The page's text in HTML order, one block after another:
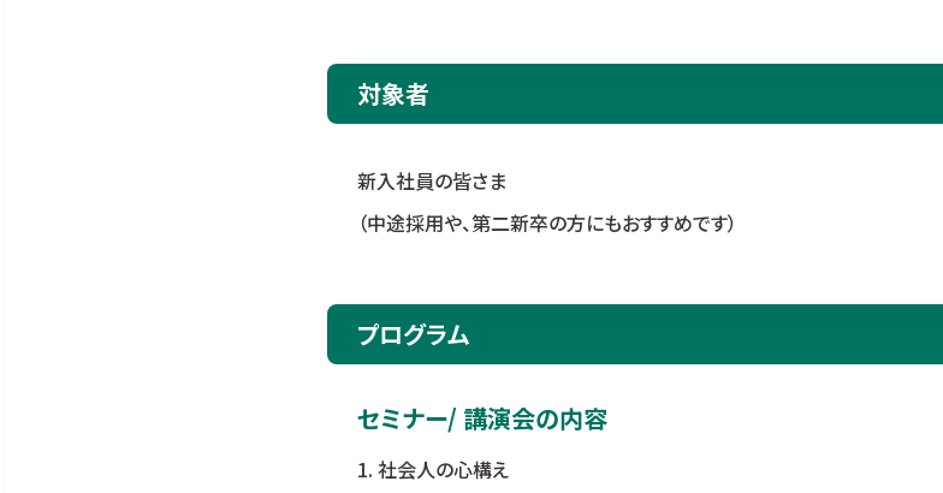
対象者
新入社員の皆さま
（中途採用や、第二新卒の方にもおすすめです）
プログラム
セミナー/ 講演会の内容
1. 社会人の心構え